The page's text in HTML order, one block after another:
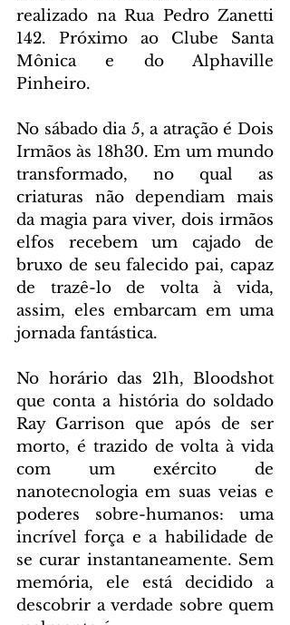
realizado na Rua Pedro Zanetti
142. Próximo ao Clube Santa
Mônica e do Alphaville
Pinheiro.
No sábado dia 5, a atração é Dois
Irmãos às 18h30. Em um mundo
transformado, no qual as
criaturas não dependiam mais
da magia para viver, dois irmãos
elfos recebem um cajado de
bruxo de seu falecido pai, capaz
de trazê-lo de volta à vida,
assim, eles embarcam em uma
jornada fantástica.
No horário das 21h, Bloodshot
que conta a história do soldado
Ray Garrison que após de ser
morto, é trazido de volta à vida
com um exército de
nanotecnologia em suas veias e
poderes sobre-humanos: uma
incrível força e a habilidade de
se curar instantaneamente. Sem
memória, ele está decidido a
descobrir a verdade sobre quem